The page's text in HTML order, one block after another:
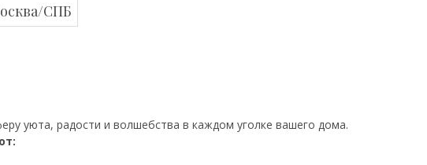
СПБ
уюта, радости и волшебства в каждом уголке вашего дома.